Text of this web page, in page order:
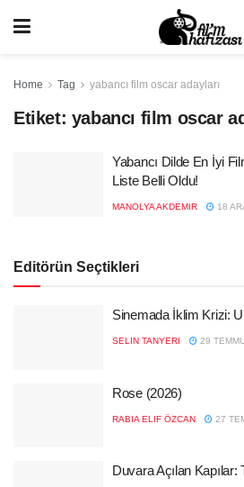
Home Tag yabancı film oscar adayları
Etiket: yabancı film oscar
Yabancı Dilde En İyi
Liste Belli Oldu!
MANOLYA AKDEMIR 18
Editörün Seçtikleri
Sinemada İklim Krizi:
SELIN TANYERI 29
Rose (2026)
RABIA ELIF ÖZCAN 27
Duvara Açılan